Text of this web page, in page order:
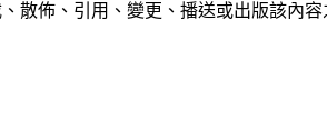
散佈、引用、變更、播送或出版該內